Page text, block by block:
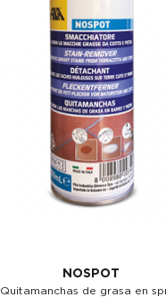
NOSPOT
Quitamanchas de grasa en